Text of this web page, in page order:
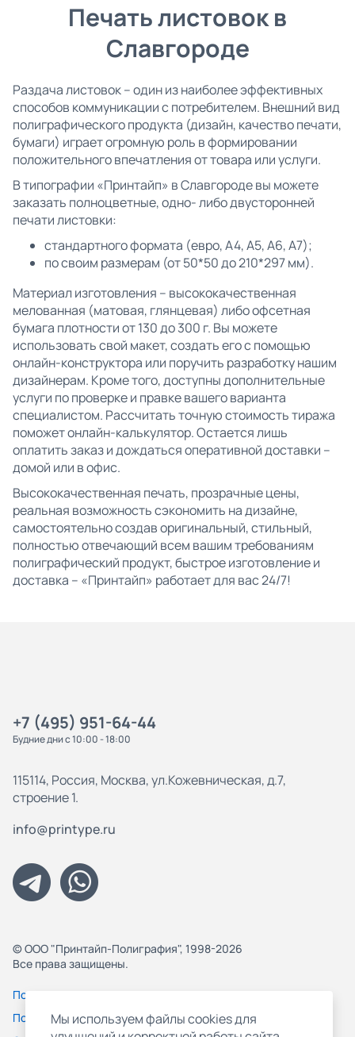
Печать листовок в
Славгороде
Раздача листовок – один из наиболее эффективных
способов коммуникации с потребителем. Внешний вид
полиграфического продукта (дизайн, качество печати,
бумаги) играет огромную роль в формировании
положительного впечатления от товара или услуги.
В типографии «Принтайп» в Славгороде вы можете
заказать полноцветные, одно- либо двусторонней
печати листовки:
стандартного формата (евро, А4, А5, А6, А7);
по своим размерам (от 50*50 до 210*297 мм).
Материал изготовления – высококачественная
мелованная (матовая, глянцевая) либо офсетная
бумага плотности от 130 до 300 г. Вы можете
использовать свой макет, создать его с помощью
онлайн-конструктора или поручить разработку нашим
дизайнерам. Кроме того, доступны дополнительные
услуги по проверке и правке вашего варианта
специалистом. Рассчитать точную стоимость тиража
поможет онлайн-калькулятор. Остается лишь
оплатить заказ и дождаться оперативной доставки –
домой или в офис.
Высококачественная печать, прозрачные цены,
реальная возможность сэкономить на дизайне,
самостоятельно создав оригинальный, стильный,
полностью отвечающий всем вашим требованиям
полиграфический продукт, быстрое изготовление и
доставка – «Принтайп» работает для вас 24/7!
+7 (495) 951-64-44
Будние дни с 10:00 - 18:00
115114, Россия, Москва, ул.Кожевническая, д.7,
строение 1.
info@printype.ru
© ООО "Принтайп-Полиграфия", 1998-2026
Все права защищены.
Политика конфиденциальности
Пользовательское соглашение
Мы используем файлы cookies для